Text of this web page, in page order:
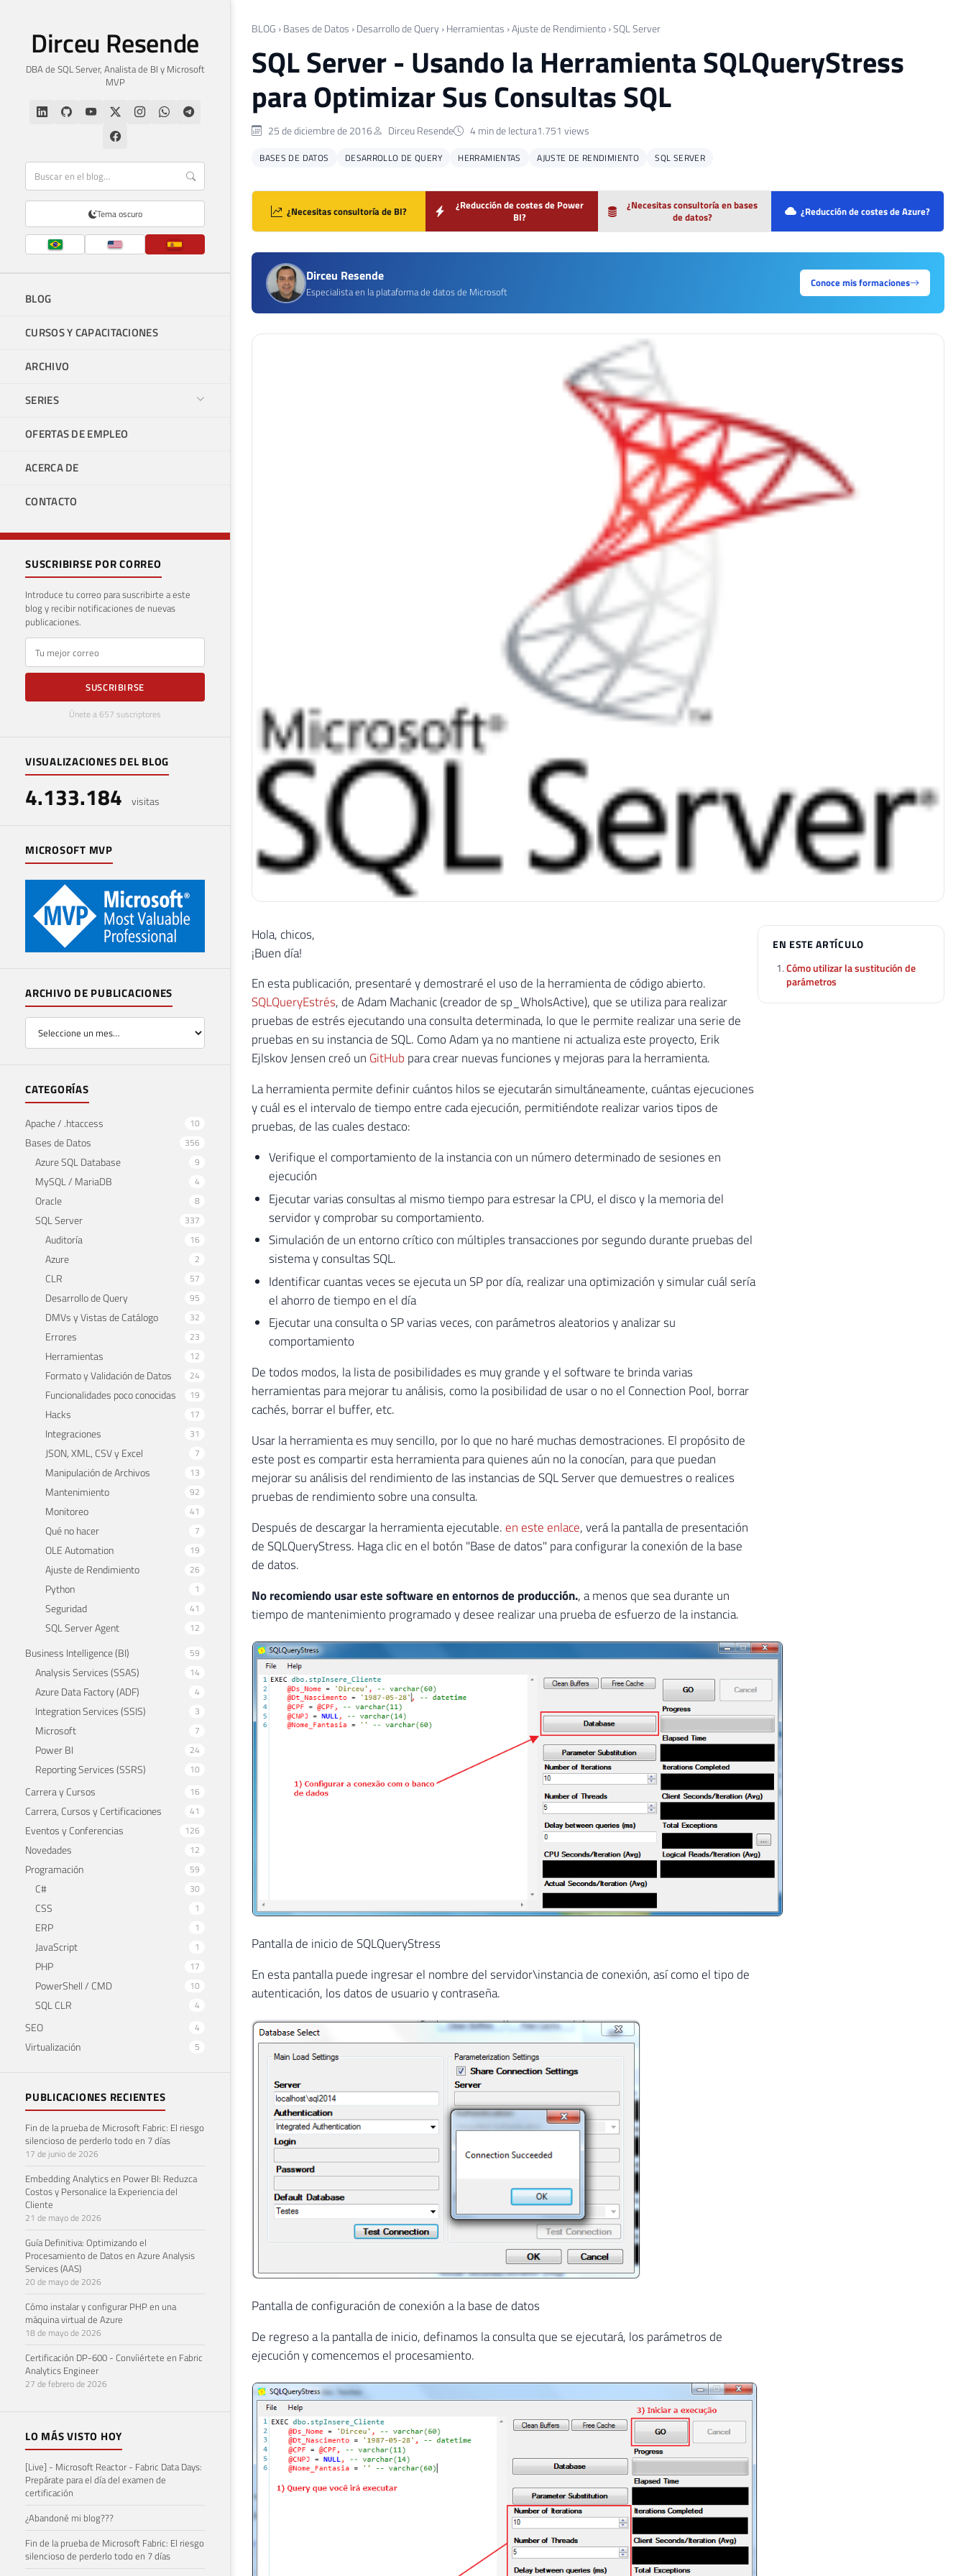
Dirceu Resende
DBA de SQL Server, Analista de BI y Microsoft
MVP
Tema oscuro
BLOG
CURSOS Y CAPACITACIONES
ARCHIVO
SERIES
OFERTAS DE EMPLEO
ACERCA DE
CONTACTO
SUSCRIBIRSE POR CORREO
Introduce tu correo para suscribirte a este
blog y recibir notificaciones de nuevas
publicaciones.
E-mail
SUSCRIBIRSE
Únete a 657 suscriptores
VISUALIZACIONES DEL BLOG
4.133.184 visitas
MICROSOFT MVP
ARCHIVO DE PUBLICACIONES
CATEGORÍAS
Apache / .htaccess 10
Bases de Datos 356
Azure SQL Database 9
MySQL / MariaDB 4
Oracle 8
SQL Server 337
Auditoría 16
Azure 2
CLR 57
Desarrollo de Query 95
DMVs y Vistas de Catálogo 32
Errores 23
Herramientas 12
Formato y Validación de Datos 24
Funcionalidades poco conocidas 19
Hacks 17
Integraciones 31
JSON, XML, CSV y Excel 7
Manipulación de Archivos 13
Mantenimiento 92
Monitoreo 41
Qué no hacer 7
OLE Automation 19
Ajuste de Rendimiento 26
Python 1
Seguridad 41
SQL Server Agent 12
Business Intelligence (BI) 59
Analysis Services (SSAS) 14
Azure Data Factory (ADF) 4
Integration Services (SSIS) 3
Microsoft 7
Power BI 24
Reporting Services (SSRS) 10
Carrera y Cursos 16
Carrera, Cursos y Certificaciones 41
Eventos y Conferencias 126
Novedades 12
Programación 59
C# 30
CSS 1
ERP 1
JavaScript 1
PHP 17
PowerShell / CMD 10
SQL CLR 4
SEO 4
Virtualización 5
PUBLICACIONES RECIENTES
Fin de la prueba de Microsoft Fabric: El riesgo
silencioso de perderlo todo en 7 días
17 de junio de 2026
Embedding Analytics en Power BI: Reduzca
Costos y Personalice la Experiencia del
Cliente
21 de mayo de 2026
Guía Definitiva: Optimizando el
Procesamiento de Datos en Azure Analysis
Services (AAS)
20 de mayo de 2026
Cómo instalar y configurar PHP en una
máquina virtual de Azure
18 de mayo de 2026
Certificación DP-600 - Convíiértete en Fabric
Analytics Engineer
27 de febrero de 2026
LO MÁS VISTO HOY
[Live] - Microsoft Reactor - Fabric Data Days:
Prepárate para el día del examen de
certificación
¿Abandoné mi blog???
Fin de la prueba de Microsoft Fabric: El riesgo
silencioso de perderlo todo en 7 días
BLOG › Bases de Datos › Desarrollo de Query › Herramientas ›Ajuste de Rendimiento ›SQL Server
SQL Server - Usando la Herramienta SQLQueryStress
para Optimizar Sus Consultas SQL
25 de diciembre de 2016 Dirceu Resende 4 min de lectura1.751 views
BASES DE DATOS DESARROLLO DE QUERY HERRAMIENTAS AJUSTE DE RENDIMIENTO SQL SERVER
¿Necesitas consultoría de BI?
¿Reducción de costes de Power
BI?
¿Necesitas consultoría en bases
de datos?
¿Reducción de costes de Azure?
Dirceu Resende
Especialista en la plataforma de datos de Microsoft
Conoce mis formaciones
Hola, chicos,
¡Buen día!
En esta publicación, presentaré y demostraré el uso de la herramienta de código abierto.
SQLQueryEstrés, de Adam Machanic (creador de sp_WhoIsActive), que se utiliza para realizar
pruebas de estrés ejecutando una consulta determinada, lo que le permite realizar una serie de
pruebas en su instancia de SQL. Como Adam ya no mantiene ni actualiza este proyecto, Erik
Ejlskov Jensen creó un GitHub para crear nuevas funciones y mejoras para la herramienta.
La herramienta permite definir cuántos hilos se ejecutarán simultáneamente, cuántas ejecuciones
y cuál es el intervalo de tiempo entre cada ejecución, permitiéndote realizar varios tipos de
pruebas, de las cuales destaco:
Verifique el comportamiento de la instancia con un número determinado de sesiones en
ejecución
Ejecutar varias consultas al mismo tiempo para estresar la CPU, el disco y la memoria del
servidor y comprobar su comportamiento.
Simulación de un entorno crítico con múltiples transacciones por segundo durante pruebas del
sistema y consultas SQL.
Identificar cuantas veces se ejecuta un SP por día, realizar una optimización y simular cuál sería
el ahorro de tiempo en el día
Ejecutar una consulta o SP varias veces, con parámetros aleatorios y analizar su
comportamiento
De todos modos, la lista de posibilidades es muy grande y el software te brinda varias
herramientas para mejorar tu análisis, como la posibilidad de usar o no el Connection Pool, borrar
cachés, borrar el buffer, etc.
Usar la herramienta es muy sencillo, por lo que no haré muchas demostraciones. El propósito de
este post es compartir esta herramienta para quienes aún no la conocían, para que puedan
mejorar su análisis del rendimiento de las instancias de SQL Server que demuestres o realices
pruebas de rendimiento sobre una consulta.
Después de descargar la herramienta ejecutable. en este enlace, verá la pantalla de presentación
de SQLQueryStress. Haga clic en el botón "Base de datos" para configurar la conexión de la base
de datos.
No recomiendo usar este software en entornos de producción., a menos que sea durante un
tiempo de mantenimiento programado y desee realizar una prueba de esfuerzo de la instancia.
Pantalla de inicio de SQLQueryStress
En esta pantalla puede ingresar el nombre del servidor\instancia de conexión, así como el tipo de
autenticación, los datos de usuario y contraseña.
Pantalla de configuración de conexión a la base de datos
De regreso a la pantalla de inicio, definamos la consulta que se ejecutará, los parámetros de
ejecución y comencemos el procesamiento.
EN ESTE ARTÍCULO
Cómo utilizar la sustitución de
parámetros